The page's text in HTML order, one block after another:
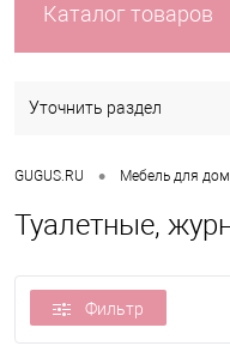
Каталог товаров
Уточнить раздел
GUGUS.RU • Мебель для
Туалетные,
Фильтр